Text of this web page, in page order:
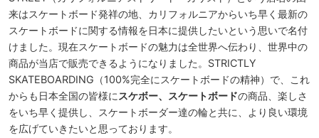
来はスケートボード発祥の地、カリフォルニアからいち早く最新の
スケートボードに関する情報を日本に提供したいという思いで名付
けました。現在スケートボードの魅力は全世界へ伝わり、世界中の
商品が当店で販売できるようになりました。STRICTLY
SKATEBOARDING（100%完全にスケートボードの精神）で、これ
からも日本全国の皆様に スケボー、スケートボードの商品、楽しさ
をいち早く提供し、スケートボーダー達の輪と共に、より良い環境
を広げていきたいと思っております。